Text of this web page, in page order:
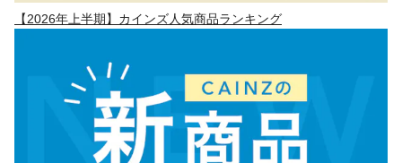
【2026年上半期】カインズ人気商品ランキング